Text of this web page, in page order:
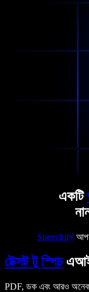
একটি
Speechify
টেক্সট টু স্পিচ
PDF, ডক এবং আরও অনেক